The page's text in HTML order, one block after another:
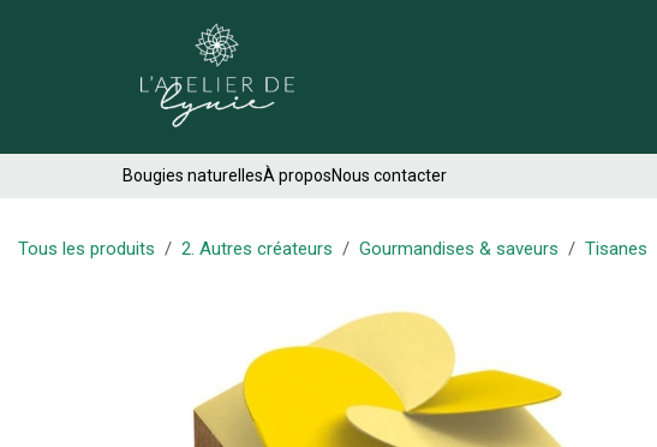
Bougies naturellesÀ proposNous contacter
Tous les produits 2. Autres créateurs Gourmandises & saveurs Tisanes